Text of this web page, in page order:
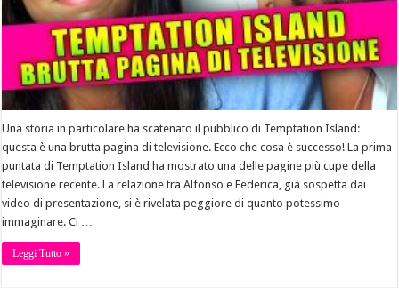
Una storia in particolare ha scatenato il pubblico di Temptation Island:
questa è una brutta pagina di televisione. Ecco che cosa è successo! La prima
puntata di Temptation Island ha mostrato una delle pagine più cupe della
televisione recente. La relazione tra Alfonso e Federica, già sospetta dai
video di presentazione, si è rivelata peggiore di quanto potessimo
immaginare. Ci …
Leggi Tutto »